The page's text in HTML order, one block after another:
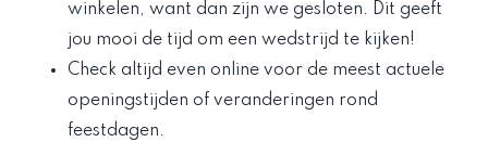
winkelen, want dan zijn we gesloten. Dit geeft
jou mooi de tijd om een wedstrijd te kijken!
Check altijd even online voor de meest actuele
openingstijden of veranderingen rond
feestdagen.